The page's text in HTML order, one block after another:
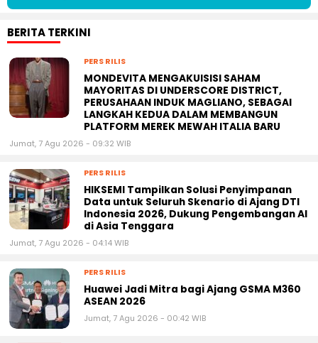
BERITA TERKINI
PERS RILIS
MONDEVITA MENGAKUISISI SAHAM
MAYORITAS DI UNDERSCORE DISTRICT,
PERUSAHAAN INDUK MAGLIANO, SEBAGAI
LANGKAH KEDUA DALAM MEMBANGUN
PLATFORM MEREK MEWAH ITALIA BARU
Jumat, 7 Agu 2026 - 09:32 WIB
PERS RILIS
HIKSEMI Tampilkan Solusi Penyimpanan
Data untuk Seluruh Skenario di Ajang DTI
Indonesia 2026, Dukung Pengembangan AI
di Asia Tenggara
Jumat, 7 Agu 2026 - 04:14 WIB
PERS RILIS
Huawei Jadi Mitra bagi Ajang GSMA M360
ASEAN 2026
Jumat, 7 Agu 2026 - 00:42 WIB